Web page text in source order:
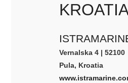
Vernalska 4 | 52100
Pula, Kroatia